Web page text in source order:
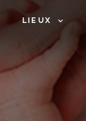
LIEUX